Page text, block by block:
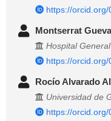
https://
Montserrat
Hospital
https://
Rocío Alvarado
Universidad de
https://